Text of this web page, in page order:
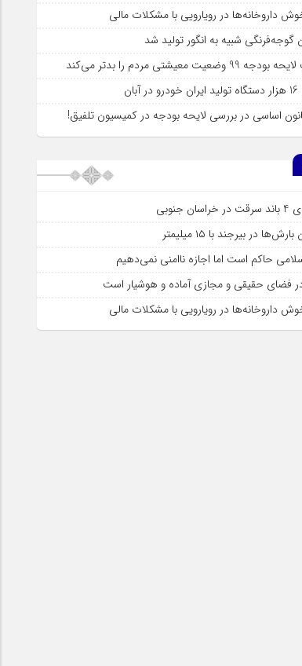
داروخانه‌ها در رویارویی با مشکلات مالی
شبیه به انگور تولید شد
وضعیت معیشتی مردم را بدتر می‌کند
اساسی در بررسی لایحه بودجه در کمیسیون تلفیق!
در بیرجند با ۱۵ میلیمتر
حاکم است اما اجازه ناامنی نمی‌دهیم
فضای حقیقی و مجازی آماده و هوشیار است
داروخانه‌ها در رویارویی با مشکلات مالی